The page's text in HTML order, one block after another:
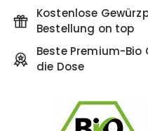
Kostenlose
Bestellung on top
Beste Premium-
die Dose